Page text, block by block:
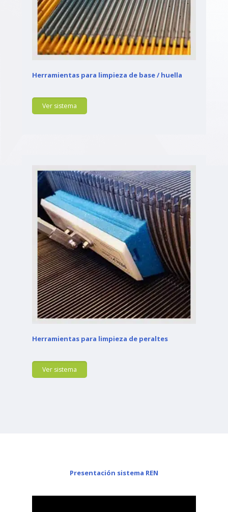
Herramientas para limpieza de base / huella
Ver sistema
Herramientas para limpieza de peraltes
Ver sistema
Presentación sistema REN